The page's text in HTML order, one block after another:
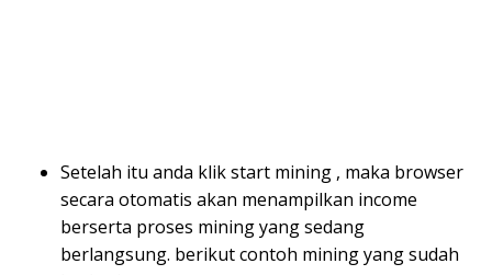
Setelah itu anda klik start mining , maka browser
secara otomatis akan menampilkan income
berserta proses mining yang sedang
berlangsung. berikut contoh mining yang sudah